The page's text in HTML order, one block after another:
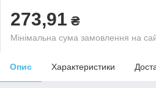
273,91 ₴
Мінімальна сума замовлення на
Опис Характеристики